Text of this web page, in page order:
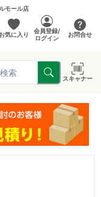
モール店
お気に入り
会員登録/
ログイン
お問合せ
スキャナー